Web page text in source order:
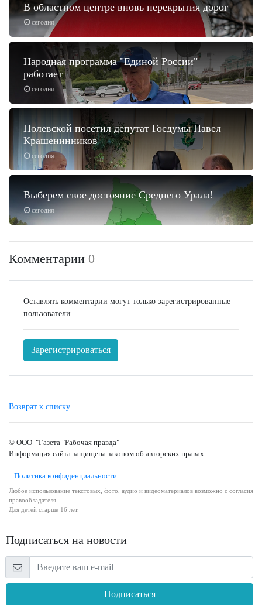
сегодня
В областном центре вновь перекрытия дорог
сегодня
Народная программа "Единой России"
работает
сегодня
Полевской посетил депутат Госдумы Павел
Крашенинников
сегодня
Выберем свое достояние Среднего Урала!
Комментарии 0
Оставлять комментарии могут только зарегистрированные
пользователи.
Зарегистрироваться
Возврат к списку
© ООО "Газета "Рабочая правда"
Информация сайта защищена законом об авторских правах.
Политика конфиденциальности
Любое использование текстовых, фото, аудио и видеоматериалов возможно с согласия
правообладателя.
Для детей старше 16 лет.
Подписаться на новости
Подписаться